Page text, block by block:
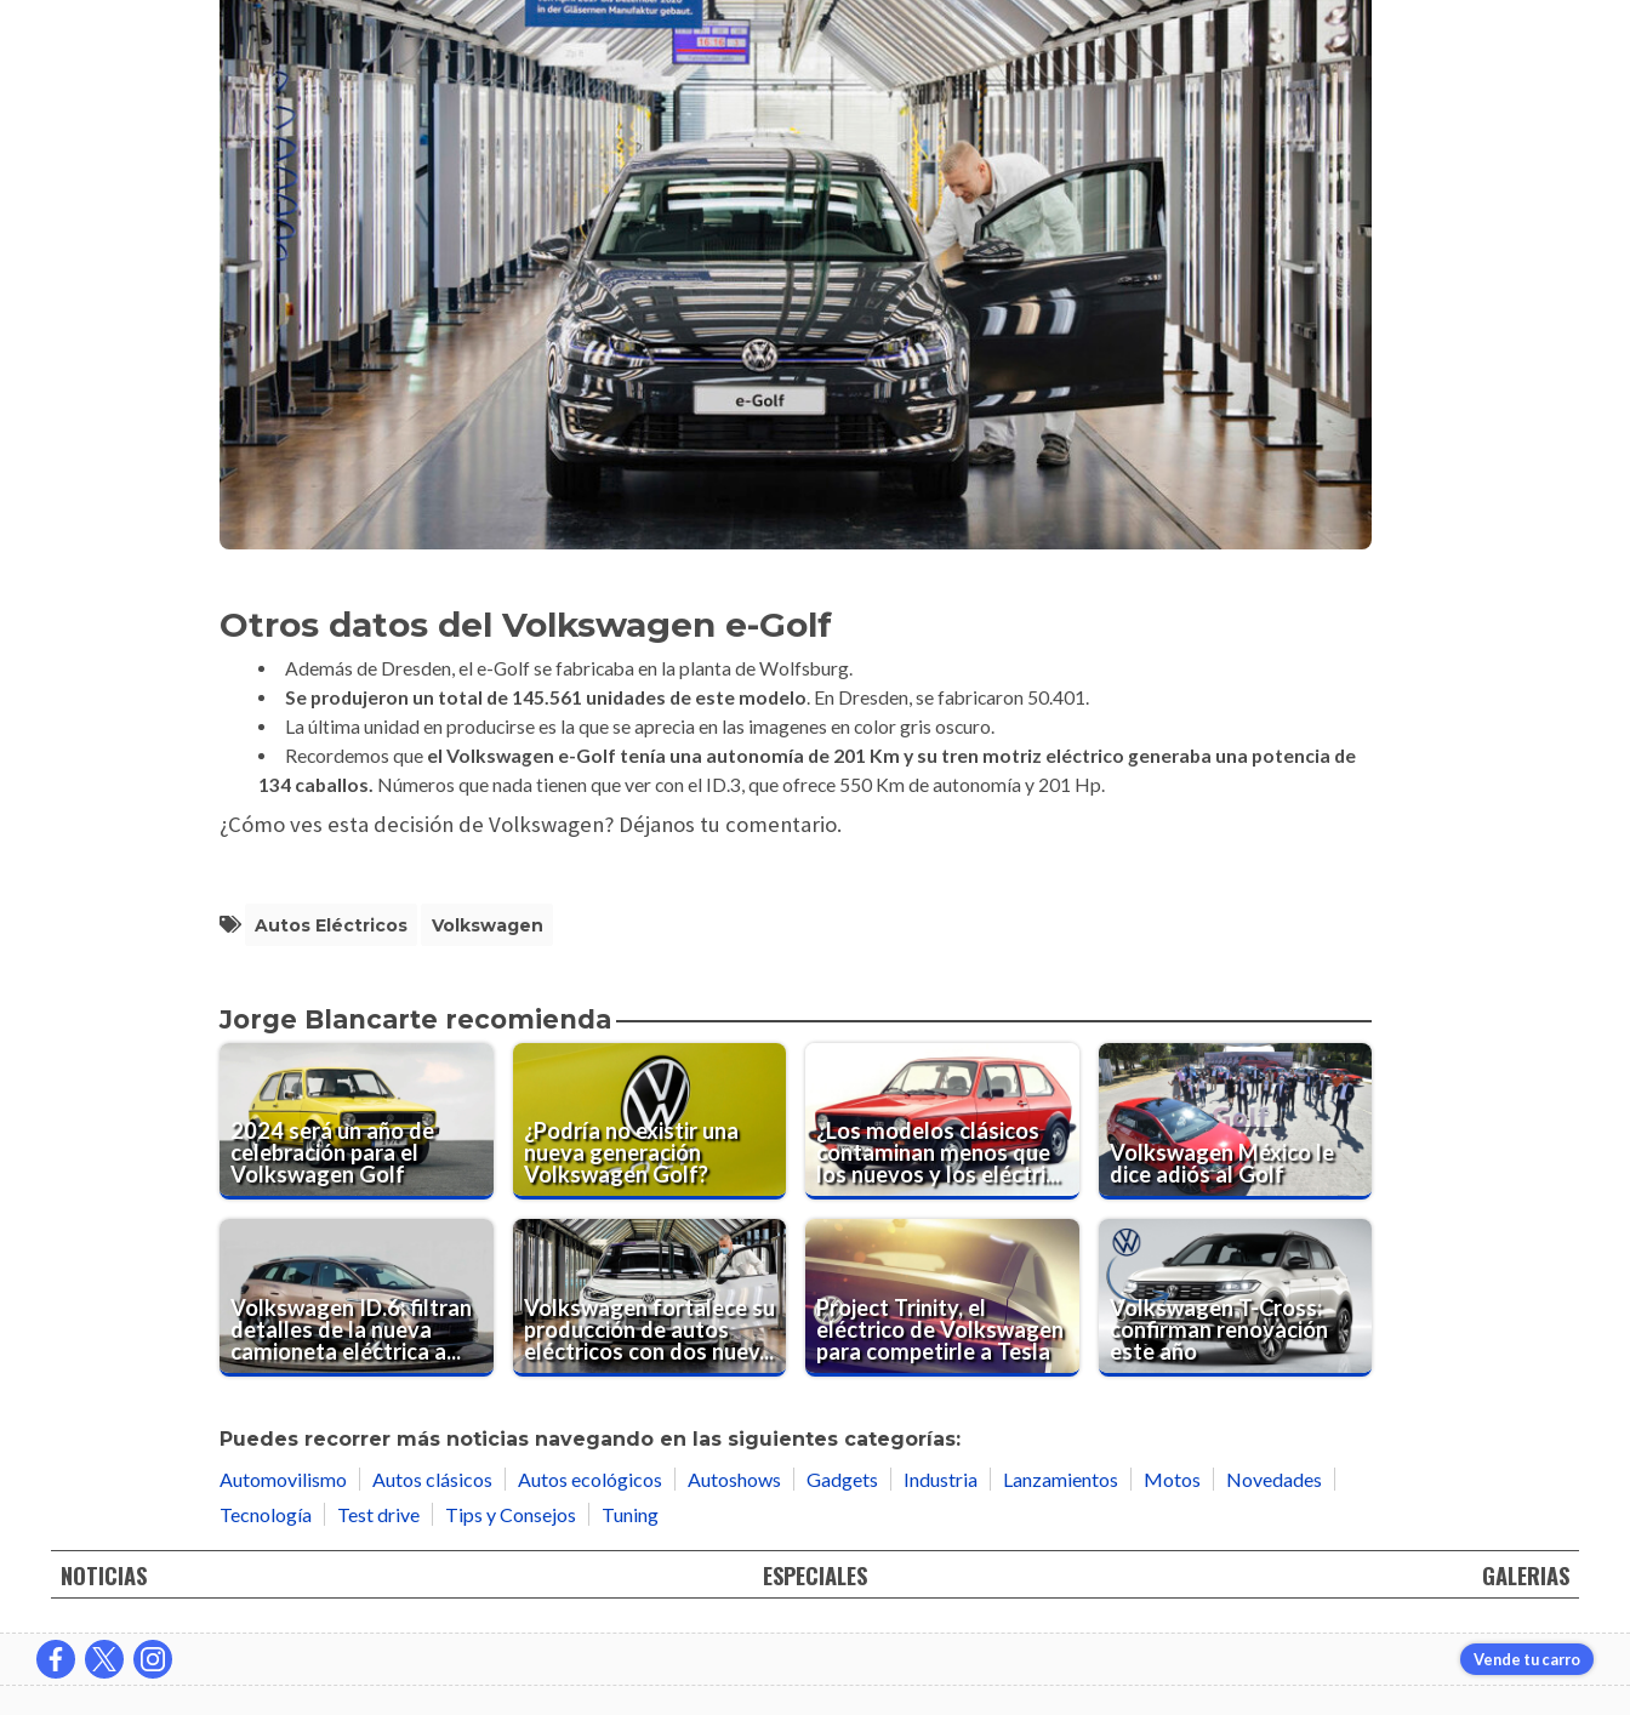
Otros datos del Volkswagen e-Golf
Además de Dresden, el e-Golf se fabricaba en la planta de Wolfsburg.
Se produjeron un total de 145.561 unidades de este modelo . En Dresden, se fabricaron 50.401.
La última unidad en producirse es la que se aprecia en las imagenes en color gris oscuro.
Recordemos que el Volkswagen e-Golf tenía una autonomía de 201 Km y su tren motriz eléctrico generaba una potencia de
134 caballos. Números que nada tienen que ver con el ID.3, que ofrece 550 Km de autonomía y 201 Hp.
¿Cómo ves esta decisión de Volkswagen? Déjanos tu comentario.
Autos Eléctricos Volkswagen
Jorge Blancarte recomienda
2024 será un año de
celebración para el
Volkswagen Golf
¿Podría no existir una
nueva generación
Volkswagen Golf?
¿Los modelos clásicos
contaminan menos que
los nuevos y los eléctri...
Volkswagen México le
dice adiós al Golf
Volkswagen ID.6: filtran
detalles de la nueva
camioneta eléctrica a...
Volkswagen fortalece su
producción de autos
eléctricos con dos nuev...
Project Trinity, el
eléctrico de Volkswagen
para competirle a Tesla
Volkswagen T-Cross:
confirman renovación
este año
Puedes recorrer más noticias navegando en las siguientes categorías:
Automovilismo
Autos clásicos Autos ecológicos Autoshows Gadgets Industria Lanzamientos Motos
Novedades
Tecnología
Test drive Tips y Consejos Tuning
NOTICIAS ESPECIALES GALERIAS
Vende tu carro